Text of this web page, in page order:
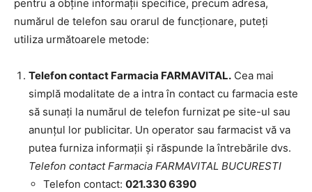
pentru a obține informații specifice, precum adresa,
numărul de telefon sau orarul de funcționare, puteți
utiliza următoarele metode:
Telefon contact Farmacia FARMAVITAL. Cea mai
simplă modalitate de a intra în contact cu farmacia este
să sunați la numărul de telefon furnizat pe site-ul sau
anunțul lor publicitar. Un operator sau farmacist vă va
putea furniza informații și răspunde la întrebările dvs.
Telefon contact Farmacia FARMAVITAL BUCURESTI
Telefon contact: 021.330 6390